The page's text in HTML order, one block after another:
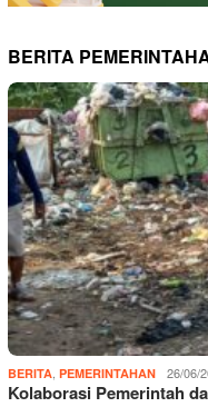
BERITA
BERITA, PEMERINTAHAN 26/06/
Kolaborasi Pemerintah